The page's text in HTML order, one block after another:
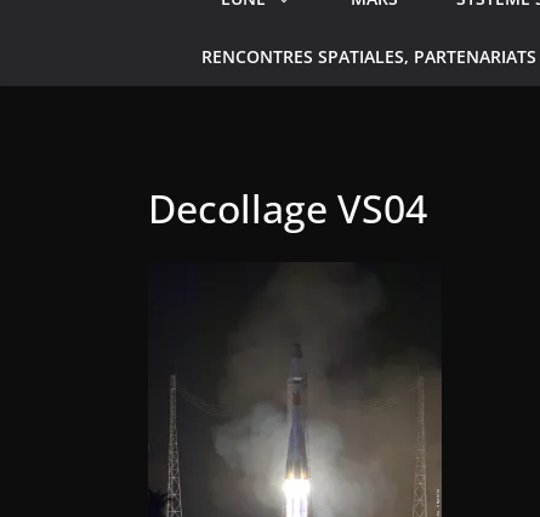
RENCONTRES SPATIALES, PARTENARIATS
Decollage VS04